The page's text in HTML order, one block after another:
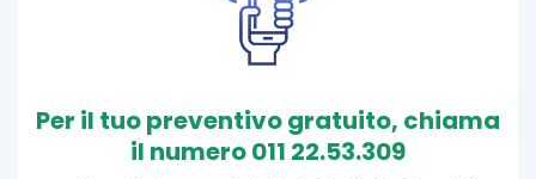
Per il tuo preventivo gratuito, chiama
il numero 011 22.53.309